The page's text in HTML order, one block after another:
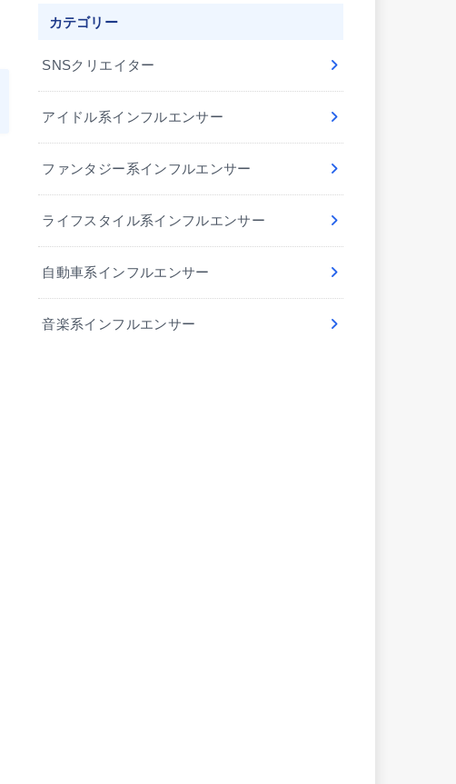
カテゴリー
SNSクリエイター
アイドル系インフルエンサー
ファンタジー系インフルエンサー
ライフスタイル系インフルエンサー
自動車系インフルエンサー
音楽系インフルエンサー